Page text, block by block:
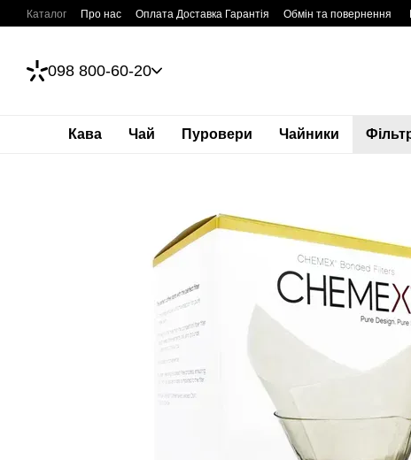
Перейти до основного контенту
Каталог Про нас Оплата Доставка Гарантія Обмін та повернення
098 800-60-20
Кава Чай Пуровери Чайники